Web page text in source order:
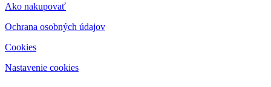
Ako nakupovať
Ochrana osobných údajov
Cookies
Nastavenie cookies